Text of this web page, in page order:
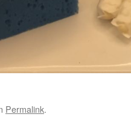
Permalink.